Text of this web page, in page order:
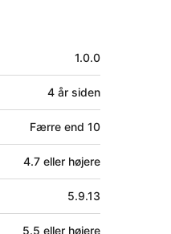
1.0.0
4 år siden
Færre end 10
4.7 eller højere
5.9.13
5.5 eller højere